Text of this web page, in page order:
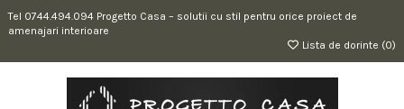
Tel 0744.494.094 Progetto Casa – solutii cu stil pentru orice proiect de
amenajari interioare
Lista de dorinte (0)